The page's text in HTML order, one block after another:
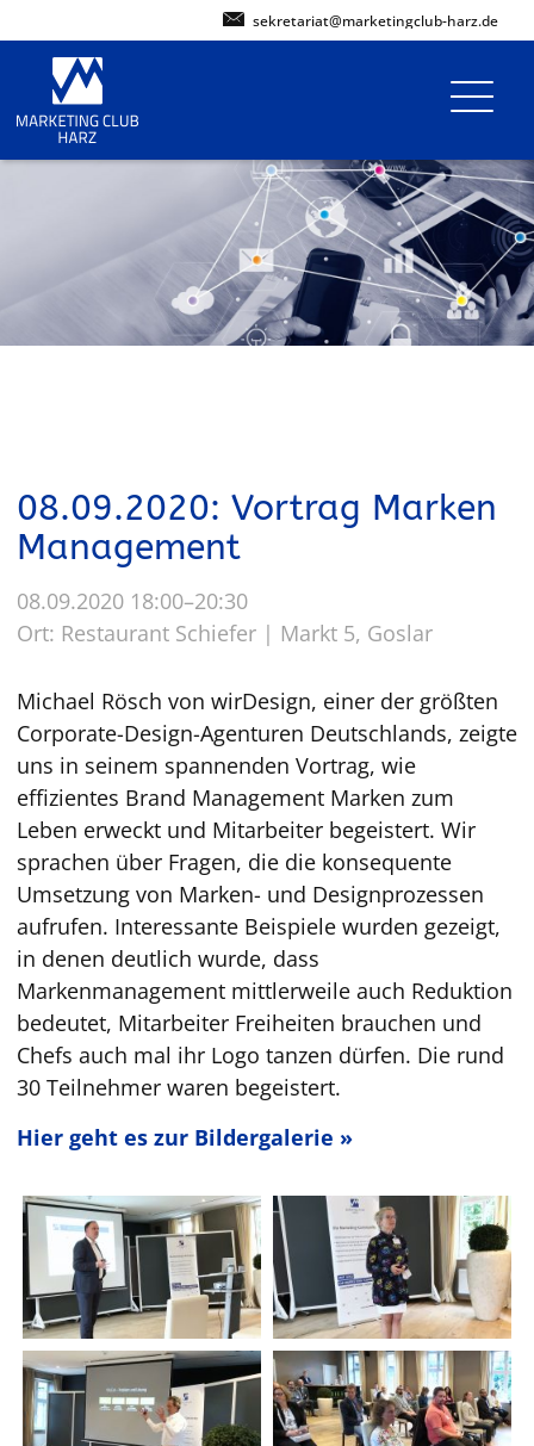
sekretariat@marketingclub-harz.de
08.09.2020: Vortrag Marken
Management
08.09.2020 18:00–20:30
Ort: Restaurant Schiefer | Markt 5, Goslar
Michael Rösch von wirDesign, einer der größten
Corporate-Design-Agenturen Deutschlands, zeigte
uns in seinem spannenden Vortrag, wie
effizientes Brand Management Marken zum
Leben erweckt und Mitarbeiter begeistert. Wir
sprachen über Fragen, die die konsequente
Umsetzung von Marken- und Designprozessen
aufrufen. Interessante Beispiele wurden gezeigt,
in denen deutlich wurde, dass
Markenmanagement mittlerweile auch Reduktion
bedeutet, Mitarbeiter Freiheiten brauchen und
Chefs auch mal ihr Logo tanzen dürfen. Die rund
30 Teilnehmer waren begeistert.
Hier geht es zur Bildergalerie »